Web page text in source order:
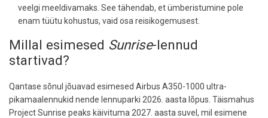
veelgi meeldivamaks. See tähendab, et ümberistumine pole
enam tüütu kohustus, vaid osa reisikogemusest.
Millal esimesed Sunrise-lennud
startivad?
Qantase sõnul jõuavad esimesed Airbus A350-1000 ultra-
pikamaalennukid nende lennuparki 2026. aasta lõpus. Täismahus
Project Sunrise peaks käivituma 2027. aasta suvel, mil esimene